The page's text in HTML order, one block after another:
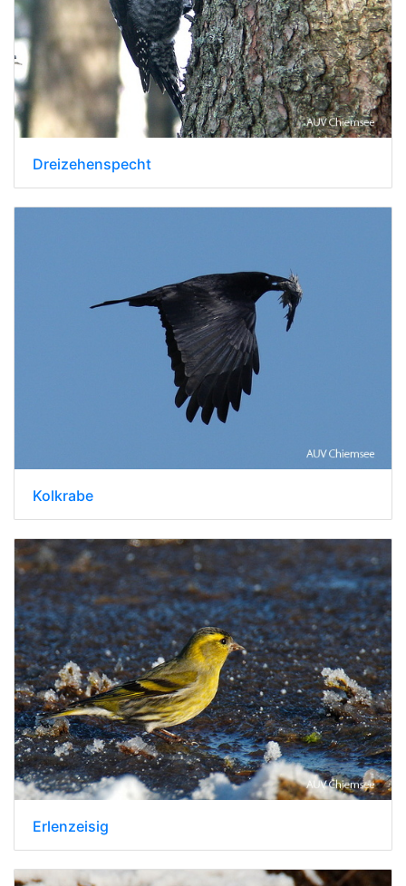
Dreizehenspecht
Kolkrabe
Erlenzeisig